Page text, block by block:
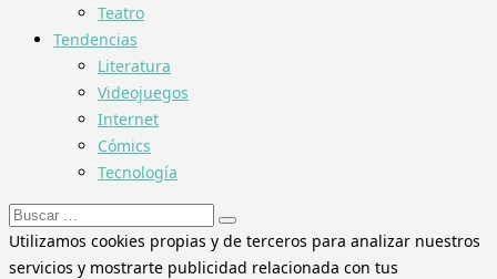
Teatro
Tendencias
Literatura
Videojuegos
Internet
Cómics
Tecnología
Buscar:
Utilizamos cookies propias y de terceros para analizar nuestros
servicios y mostrarte publicidad relacionada con tus